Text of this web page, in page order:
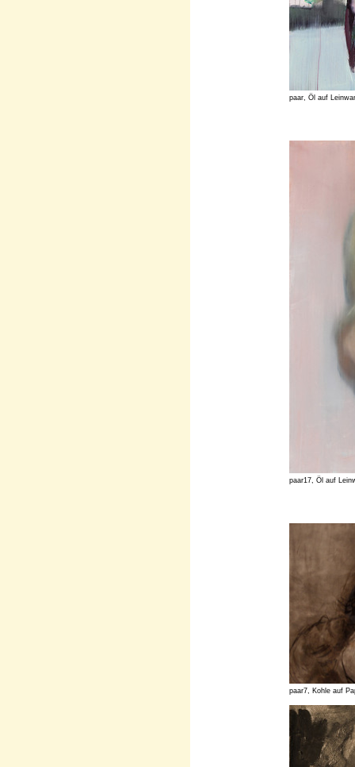
paar, Öl auf
paar17, Öl auf
paar7, Kohle auf